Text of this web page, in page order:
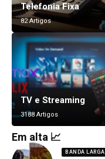
Telefonia Fixa
82 Artigos
TV e Streaming
3188 Artigos
Em alta 📈
BANDA LARGA